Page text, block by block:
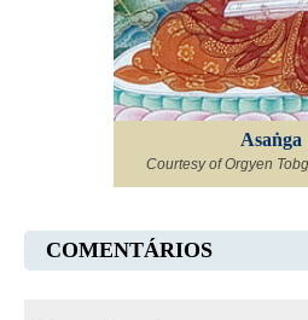
Asaṅga
Courtesy of Orgyen
COMENTÁRIOS